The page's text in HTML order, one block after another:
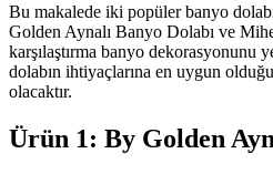
Bu makalede iki popüler banyo
Golden Aynalı Banyo Dolabı ve
karşılaştırma banyo dekorasyonunu
dolabın ihtiyaçlarına en uygun
olacaktır.
Ürün 1: By Golden